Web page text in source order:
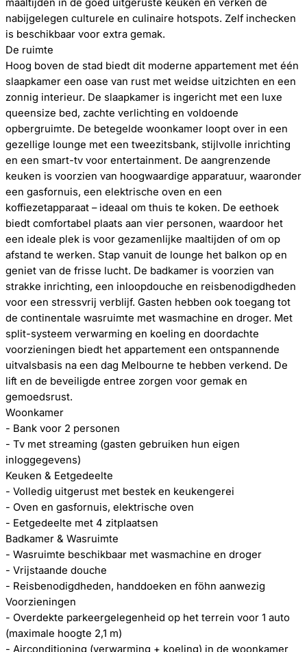
maaltijden in de goed uitgeruste keuken en verken de
nabijgelegen culturele en culinaire hotspots. Zelf inchecken
is beschikbaar voor extra gemak.
De ruimte
Hoog boven de stad biedt dit moderne appartement met één
slaapkamer een oase van rust met weidse uitzichten en een
zonnig interieur. De slaapkamer is ingericht met een luxe
queensize bed, zachte verlichting en voldoende
opbergruimte. De betegelde woonkamer loopt over in een
gezellige lounge met een tweezitsbank, stijlvolle inrichting
en een smart-tv voor entertainment. De aangrenzende
keuken is voorzien van hoogwaardige apparatuur, waaronder
een gasfornuis, een elektrische oven en een
koffiezetapparaat – ideaal om thuis te koken. De eethoek
biedt comfortabel plaats aan vier personen, waardoor het
een ideale plek is voor gezamenlijke maaltijden of om op
afstand te werken. Stap vanuit de lounge het balkon op en
geniet van de frisse lucht. De badkamer is voorzien van
strakke inrichting, een inloopdouche en reisbenodigdheden
voor een stressvrij verblijf. Gasten hebben ook toegang tot
de continentale wasruimte met wasmachine en droger. Met
split-systeem verwarming en koeling en doordachte
voorzieningen biedt het appartement een ontspannende
uitvalsbasis na een dag Melbourne te hebben verkend. De
lift en de beveiligde entree zorgen voor gemak en
gemoedsrust.
Woonkamer
- Bank voor 2 personen
- Tv met streaming (gasten gebruiken hun eigen
inloggegevens)
Keuken & Eetgedeelte
- Volledig uitgerust met bestek en keukengerei
- Oven en gasfornuis, elektrische oven
- Eetgedeelte met 4 zitplaatsen
Badkamer & Wasruimte
- Wasruimte beschikbaar met wasmachine en droger
- Vrijstaande douche
- Reisbenodigdheden, handdoeken en föhn aanwezig
Voorzieningen
- Overdekte parkeergelegenheid op het terrein voor 1 auto
(maximale hoogte 2,1 m)
- Airconditioning (verwarming + koeling) in de woonkamer